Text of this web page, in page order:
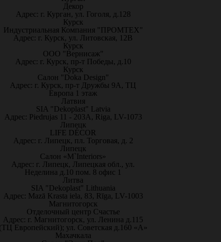
Декор
Адрес: г. Курган, ул. Гоголя, д.128
Курск
Индустриальная Компания "ПРОМТЕХ"
Адрес: г. Курск, ул. Литовская, 12В
Курск
ООО "Вернисаж"
Адрес: г. Курск, пр-т Победы, д.10
Курск
Салон "Doka Design"
Адрес: г. Курск, пр-т Дружбы 9А, ТЦ
Европа 1 этаж
Латвия
SIA "Dekoplast" Latvia
Адрес: Piedrujas 11 - 203A, Riga, LV-1073
Липецк
LIFE DÉCOR
Адрес: г. Липецк, пл. Торговая, д. 2
Липецк
Салон «M`Interiors»
Адрес: г. Липецк, Липецкая обл., ул.
Неделина д.10 пом. 8 офис 1
Литва
SIA "Dekoplast" Lithuania
Адрес: Mazā Krasta iela, 83, Rīga, LV-1003
Магнитогорск
Отделочный центр Счастье
Адрес: г. Магнитогорск, ул. Ленина д.115
Европейский); ул. Советская д.160 «А»
Махачкала